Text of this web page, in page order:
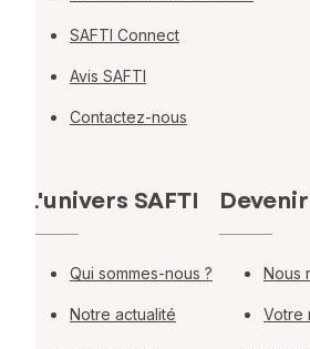
SAFTI Connect
Avis SAFTI
Contactez-nous
L'univers SAFTI
Qui sommes-nous ?
Notre actualité
Nous
Votre